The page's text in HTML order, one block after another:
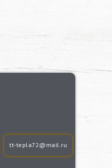
tt-tepla72@mail.ru